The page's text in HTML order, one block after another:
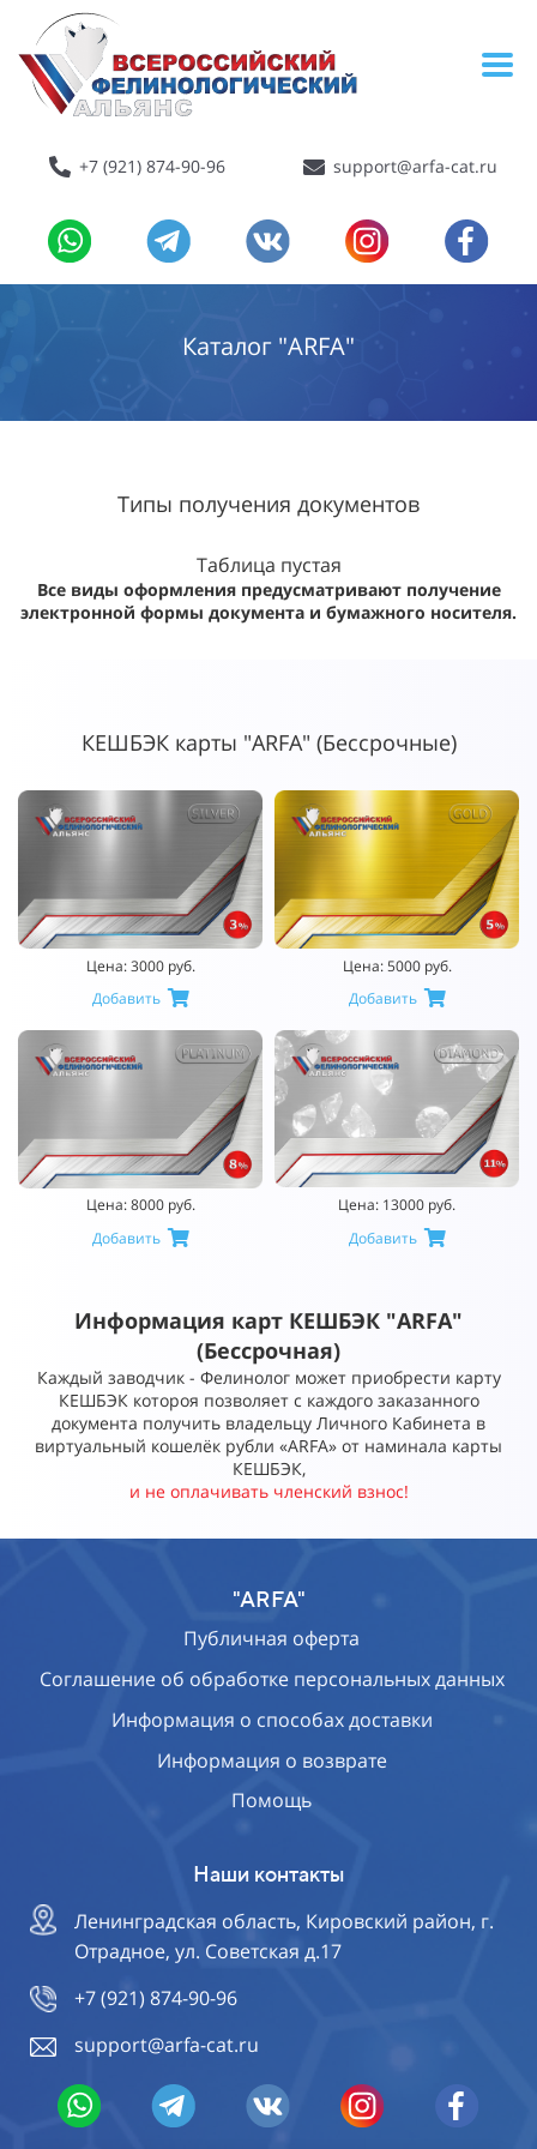
+7 (921) 874-90-96 support@arfa-cat.ru
Каталог "ARFA"
Типы получения документов
Таблица пустая
Все виды оформления предусматривают получение
электронной формы документа и бумажного носителя.
КЕШБЭК карты "ARFA" (Бессрочные)
Цена: 3000 руб.
Добавить
Цена: 5000 руб.
Добавить
Цена: 8000 руб.
Добавить
Цена: 13000 руб.
Добавить
Информация карт КЕШБЭК "ARFA"
(Бессрочная)
Каждый заводчик - Фелинолог может приобрести карту
КЕШБЭК котороя позволяет с каждого заказанного
документа получить владельцу Личного Кабинета в
виртуальный кошелёк рубли «ARFA» от наминала карты
КЕШБЭК,
и не оплачивать членский взнос!
"ARFA"
Публичная оферта
Соглашение об обработке персональных данных
Информация о способах доставки
Информация о возврате
Помощь
Наши контакты
Ленинградская область, Кировский район, г.
Отрадное, ул. Советская д.17
+7 (921) 874-90-96
support@arfa-cat.ru